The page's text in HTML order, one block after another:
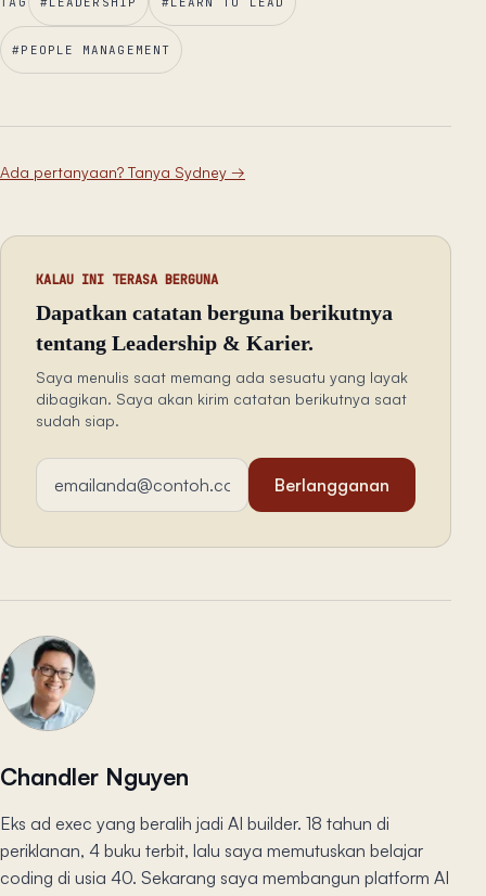
#PEOPLE MANAGEMENT
Ada pertanyaan? Tanya Sydney →
KALAU INI TERASA BERGUNA
Dapatkan catatan berguna berikutnya
tentang Leadership & Karier.
Saya menulis saat memang ada sesuatu yang layak
dibagikan. Saya akan kirim catatan berikutnya saat
sudah siap.
Alamat email
Berlangganan
Chandler Nguyen
Eks ad exec yang beralih jadi AI builder. 18 tahun di
periklanan, 4 buku terbit, lalu saya memutuskan belajar
coding di usia 40. Sekarang saya membangun platform AI